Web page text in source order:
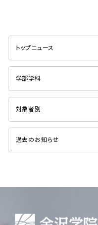
トップニュース
学部学科
対象者別
過去のお知らせ